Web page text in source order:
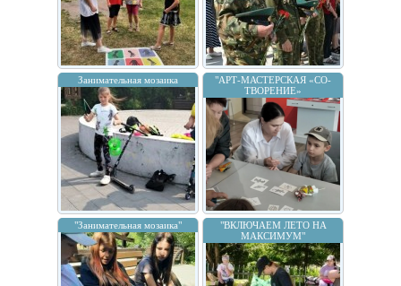
Занимательная мозаика
"АРТ-МАСТЕРСКАЯ «СО-
ТВОРЕНИЕ»
"Занимательная мозаика"
"ВКЛЮЧАЕМ ЛЕТО НА
МАКСИМУМ"